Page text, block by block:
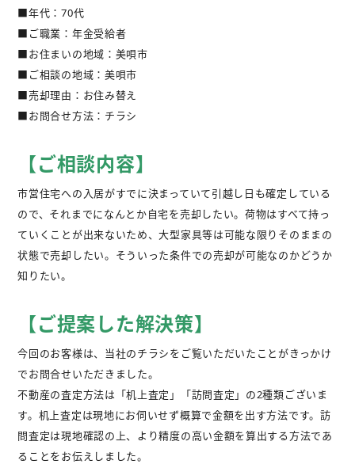
不動産 管理相談
会社案内
■年代：70代
■ご職業：年金受給者
■お住まいの地域：美唄市
■ご相談の地域：美唄市
■売却理由：お住み替え
■お問合せ方法：チラシ
【ご相談内容】
市営住宅への入居がすでに決まっていて引越し日も確定している
ので、それまでになんとか自宅を売却したい。荷物はすべて持っ
ていくことが出来ないため、大型家具等は可能な限りそのままの
状態で売却したい。そういった条件での売却が可能なのかどうか
知りたい。
【ご提案した解決策】
今回のお客様は、当社のチラシをご覧いただいたことがきっかけ
でお問合せいただきました。
不動産の査定方法は「机上査定」「訪問査定」の2種類ございま
す。机上査定は現地にお伺いせず概算で金額を出す方法です。訪
問査定は現地確認の上、より精度の高い金額を算出する方法であ
ることをお伝えしました。